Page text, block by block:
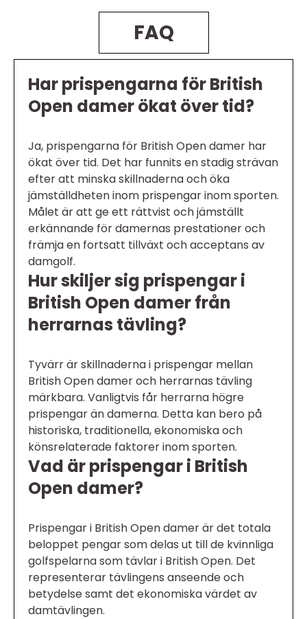
FAQ
Har prispengarna för British
Open damer ökat över tid?
Ja, prispengarna för British Open damer har
ökat över tid. Det har funnits en stadig strävan
efter att minska skillnaderna och öka
jämställdheten inom prispengar inom sporten.
Målet är att ge ett rättvist och jämställt
erkännande för damernas prestationer och
främja en fortsatt tillväxt och acceptans av
damgolf.
Hur skiljer sig prispengar i
British Open damer från
herrarnas tävling?
Tyvärr är skillnaderna i prispengar mellan
British Open damer och herrarnas tävling
märkbara. Vanligtvis får herrarna högre
prispengar än damerna. Detta kan bero på
historiska, traditionella, ekonomiska och
könsrelaterade faktorer inom sporten.
Vad är prispengar i British
Open damer?
Prispengar i British Open damer är det totala
beloppet pengar som delas ut till de kvinnliga
golfspelarna som tävlar i British Open. Det
representerar tävlingens anseende och
betydelse samt det ekonomiska värdet av
damtävlingen.